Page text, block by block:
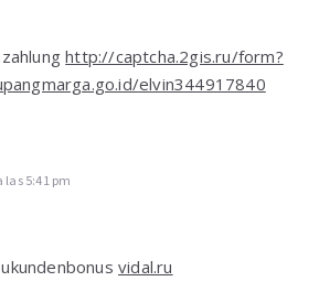
http://captcha.2gis.ru/form?
elvin344917840
las 5:41 pm
vidal.ru